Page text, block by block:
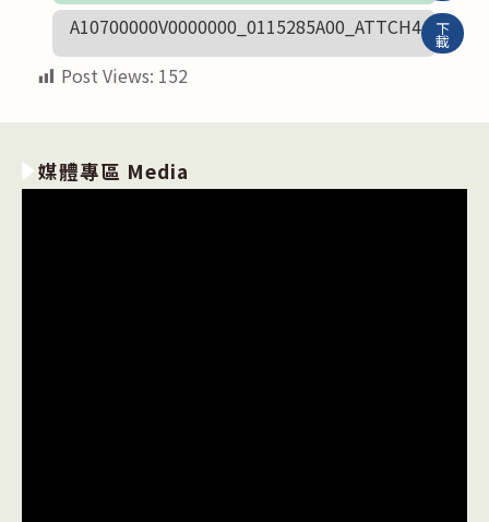
A10700000V0000000_0115285A00_ATTCH4 下
載
Post Views: 152
媒體專區 Media